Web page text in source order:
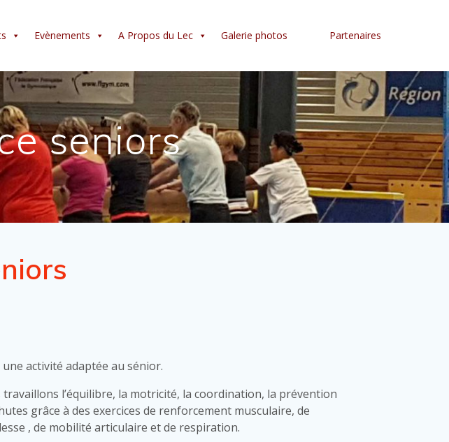
Evènements A Propos du Lec Galerie photos Partenaires
seniors
une activité adaptée au sénior.
travaillons l’équilibre, la motricité, la coordination, la prévention
grâce à des exercices de renforcement musculaire, de
, de mobilité articulaire et de respiration.